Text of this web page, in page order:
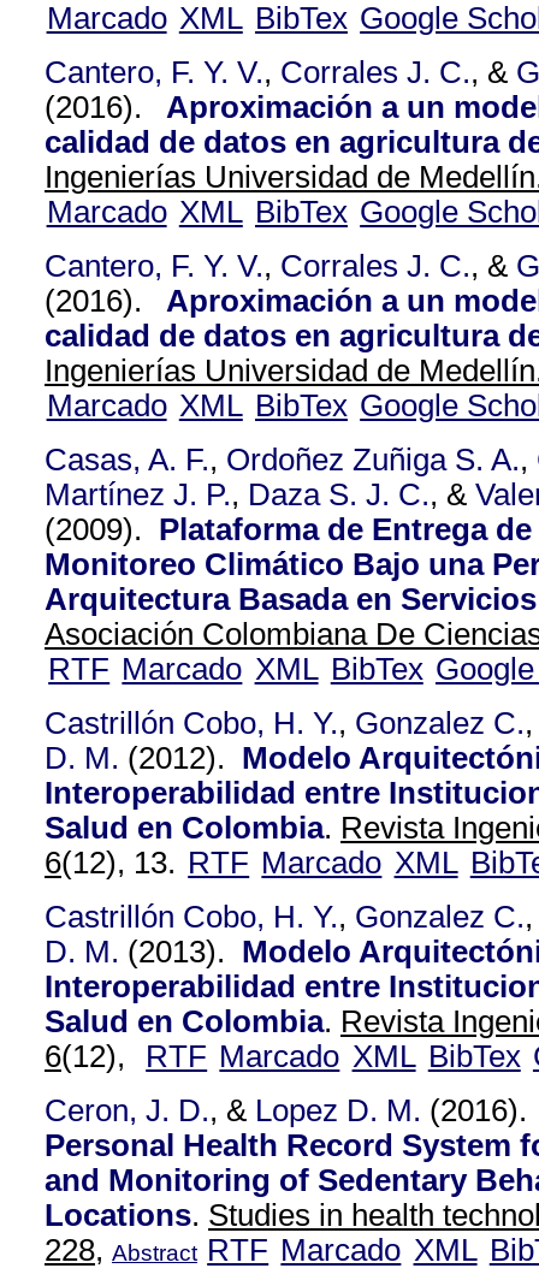
Marcado XML BibTex Google
Cantero, F. Y. V., Corrales J. C., &
(2016).
Aproximación a un
calidad de datos en agricultura
Ingenierías Universidad de
Marcado XML BibTex Google
Cantero, F. Y. V., Corrales J. C., &
(2016).
Aproximación a un
calidad de datos en agricultura
Ingenierías Universidad de
Marcado XML BibTex Google
Casas, A. F., Ordoñez Zuñiga S. A.,
Martínez J. P., Daza S. J. C., &
(2009). Plataforma de Entrega
Monitoreo Climático Bajo una
Arquitectura Basada en Servicios
Asociación Colombiana De
RTF Marcado XML BibTex
Castrillón Cobo, H. Y., Gonzalez C.
D. M. (2012). Modelo
Interoperabilidad entre
Salud en Colombia. Revista
6(12), 13. RTF Marcado XML
Castrillón Cobo, H. Y., Gonzalez C.
D. M. (2013). Modelo
Interoperabilidad entre
Salud en Colombia. Revista
6(12), RTF Marcado XML BibTex
Ceron, J. D., & Lopez D. M.
Personal Health Record System
and Monitoring of Sedentary
Locations. Studies in health
228, Abstract RTF Marcado XML